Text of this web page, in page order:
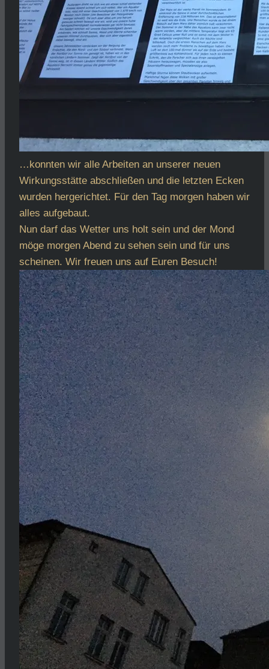
…konnten wir alle Arbeiten an unserer neuen
Wirkungsstätte abschließen und die letzten Ecken
wurden hergerichtet. Für den Tag morgen haben wir
alles aufgebaut.
Nun darf das Wetter uns holt sein und der Mond
möge morgen Abend zu sehen sein und für uns
scheinen. Wir freuen uns auf Euren Besuch!